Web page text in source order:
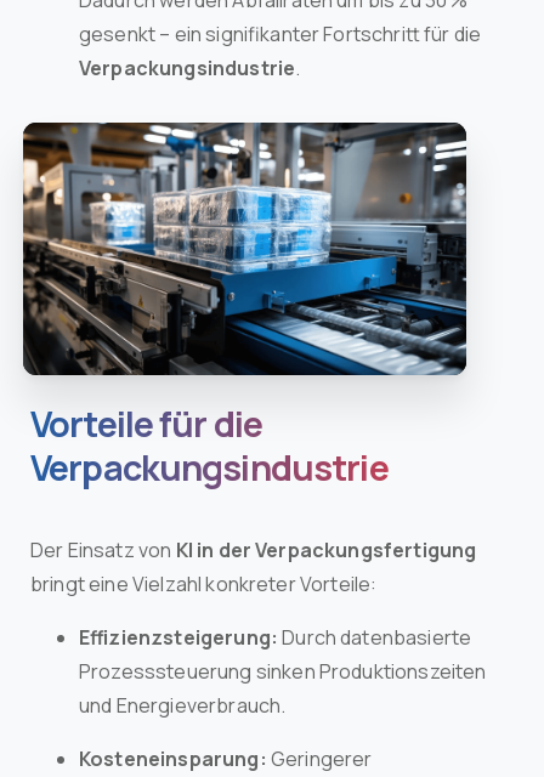
gesenkt – ein signifikanter Fortschritt für die
Verpackungsindustrie.
Vorteile für die
Verpackungsindustrie
Der Einsatz von KI in der Verpackungsfertigung
bringt eine Vielzahl konkreter Vorteile:
Effizienzsteigerung: Durch datenbasierte
Prozesssteuerung sinken Produktionszeiten
und Energieverbrauch.
Kosteneinsparung: Geringerer